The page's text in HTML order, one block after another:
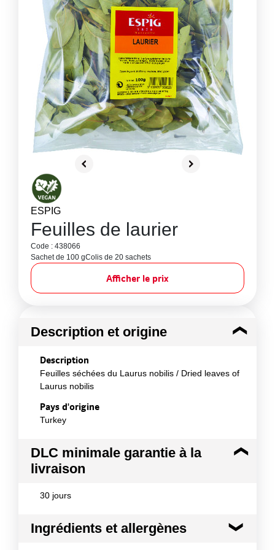
ESPIG
Feuilles de laurier
Code : 438066
Sachet de 100 gColis de 20 sachets
Afficher le prix
Description et origine
Description
Feuilles séchées du Laurus nobilis / Dried leaves of
Laurus nobilis
Pays d'origine
Turkey
DLC minimale garantie à la
livraison
30 jours
Ingrédients et allergènes